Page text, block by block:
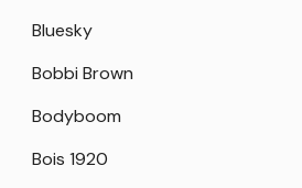
Bluesky
Bobbi Brown
Bodyboom
Bois 1920